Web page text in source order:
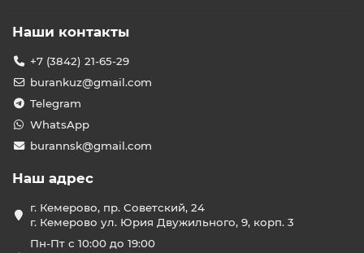
Наши контакты
+7 (3842) 21-65-29
burankuz@gmail.com
Telegram
WhatsApp
burannsk@gmail.com
Наш адрес
г. Кемерово, пр. Советский, 24
г. Кемерово ул. Юрия Двужильного, 9, корп. 3
Пн-Пт с 10:00 до 19:00